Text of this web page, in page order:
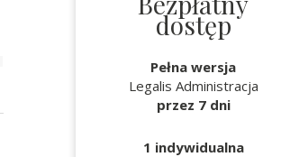
dostęp
Pełna wersja
Legalis Administracja
przez 7 dni
1 indywidualna